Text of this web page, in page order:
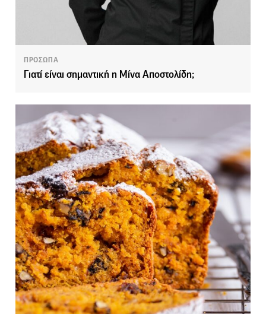
ΠΡΟΣΩΠΑ
Γιατί είναι σημαντική η Μίνα Αποστολίδη;